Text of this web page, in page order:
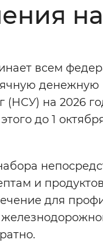
Остановить
всем
денежную
на 2026
до 1
и
для